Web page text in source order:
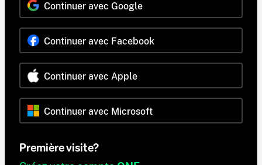
Continuer avec Google
Continuer avec Facebook
Continuer avec Apple
Continuer avec Microsoft
Première visite?